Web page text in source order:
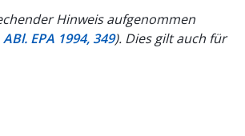
Hinweis aufgenommen
ABl. EPA 1994, 349). Dies gilt auch für